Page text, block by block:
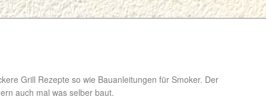
Grill Rezepte so wie Bauanleitungen für Smoker. Der
auch mal was selber baut.